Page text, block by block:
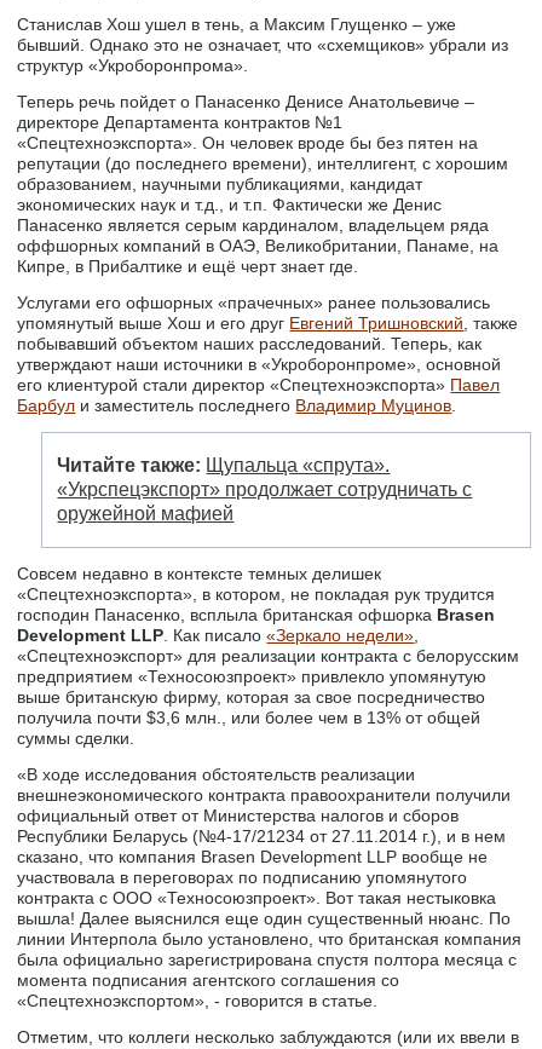
Станислав Хош ушел в тень, а Максим Глущенко – уже
бывший. Однако это не означает, что «схемщиков» убрали из
структур «Укроборонпрома».
Теперь речь пойдет о Панасенко Денисе Анатольевиче –
директоре Департамента контрактов №1
«Спецтехноэкспорта». Он человек вроде бы без пятен на
репутации (до последнего времени), интеллигент, с хорошим
образованием, научными публикациями, кандидат
экономических наук и т.д., и т.п. Фактически же Денис
Панасенко является серым кардиналом, владельцем ряда
оффшорных компаний в ОАЭ, Великобритании, Панаме, на
Кипре, в Прибалтике и ещё черт знает где.
Услугами его офшорных «прачечных» ранее пользовались
упомянутый выше Хош и его друг Евгений Тришновский , также
побывавший объектом наших расследований. Теперь, как
утверждают наши источники в «Укроборонпроме», основной
его клиентурой стали директор «Спецтехноэкспорта» Павел
Барбул и заместитель последнего Владимир Муцинов
Читайте также: Щупальца «спрута».
«Укрспецэкспорт» продолжает сотрудничать с
оружейной мафией
Совсем недавно в контексте темных делишек
«Спецтехноэкспорта», в котором, не покладая рук трудится
господин Панасенко, всплыла британская офшорка Brasen
Development LLP . Как писало«Зеркало недели»
«Спецтехноэкспорт» для реализации контракта с белорусским
предприятием «Техносоюзпроект» привлекло упомянутую
выше британскую фирму, которая за свое посредничество
получила почти $3,6 млн., или более чем в 13% от общей
суммы сделки.
«В ходе исследования обстоятельств реализации
внешнеэкономического контракта правоохранители получили
официальный ответ от Министерства налогов и сборов
Республики Беларусь (№4-17/21234 от 27.11.2014 г.), и в нем
сказано, что компания Brasen Development LLP вообще не
участвовала в переговорах по подписанию упомянутого
контракта с ООО «Техносоюзпроект». Вот такая нестыковка
вышла! Далее выяснился еще один существенный нюанс. По
линии Интерпола было установлено, что британская компания
была официально зарегистрирована спустя полтора месяца с
момента подписания агентского соглашения со
«Спецтехноэкспортом», - говорится в статье.
Отметим, что коллеги несколько заблуждаются (или их ввели в